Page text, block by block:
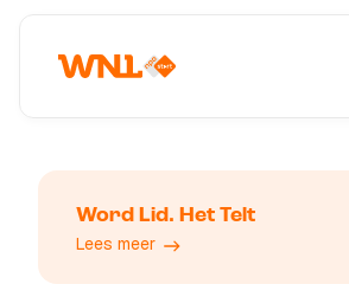
Word Lid. Het Telt
Lees meer